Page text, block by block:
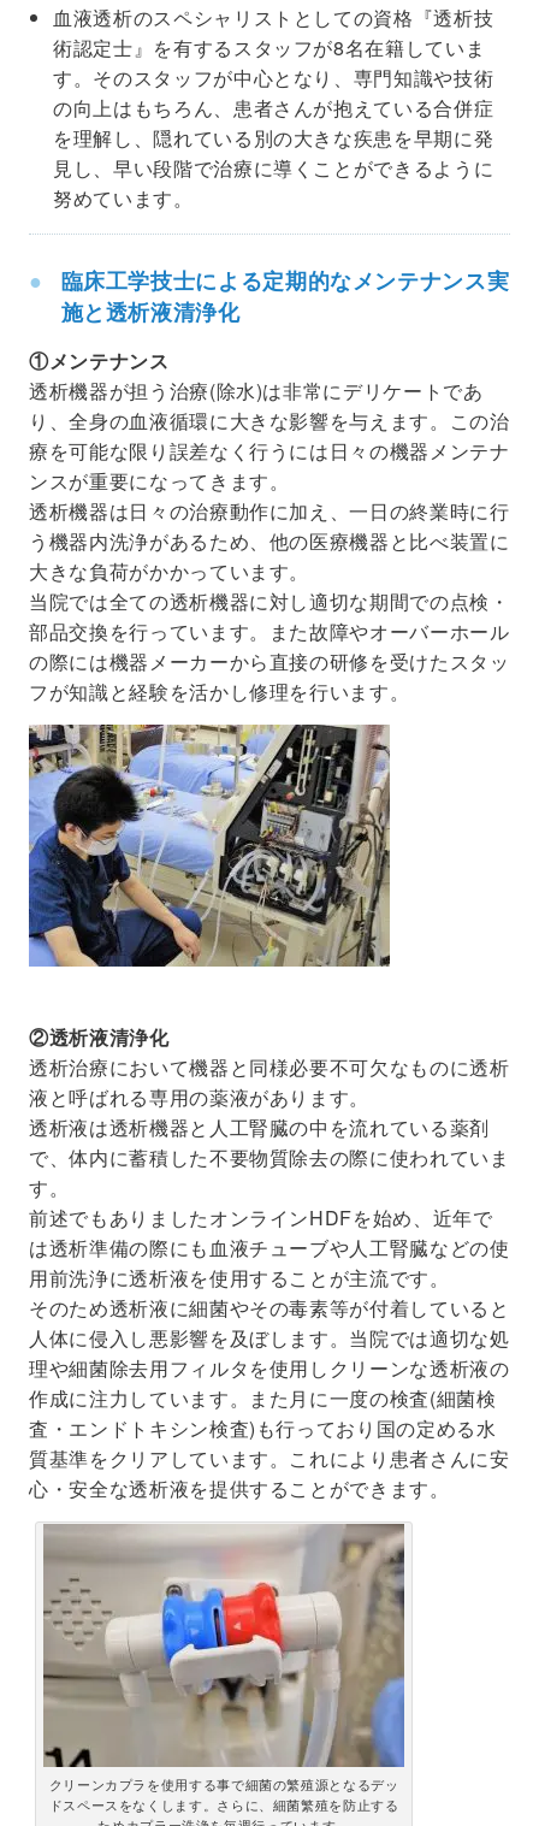
血液透析のスペシャリストとしての資格『透析技
術認定士』を有するスタッフが8名在籍していま
す。そのスタッフが中心となり、専門知識や技術
の向上はもちろん、患者さんが抱えている合併症
を理解し、隠れている別の大きな疾患を早期に発
見し、早い段階で治療に導くことができるように
努めています。
臨床工学技士による定期的なメンテナンス実
施と透析液清浄化
①メンテナンス
透析機器が担う治療(除水)は非常にデリケートであ
り、全身の血液循環に大きな影響を与えます。この治
療を可能な限り誤差なく行うには日々の機器メンテナ
ンスが重要になってきます。
透析機器は日々の治療動作に加え、一日の終業時に行
う機器内洗浄があるため、他の医療機器と比べ装置に
大きな負荷がかかっています。
当院では全ての透析機器に対し適切な期間での点検・
部品交換を行っています。また故障やオーバーホール
の際には機器メーカーから直接の研修を受けたスタッ
フが知識と経験を活かし修理を行います。
②透析液清浄化
透析治療において機器と同様必要不可欠なものに透析
液と呼ばれる専用の薬液があります。
透析液は透析機器と人工腎臓の中を流れている薬剤
で、体内に蓄積した不要物質除去の際に使われていま
す。
前述でもありましたオンラインHDFを始め、近年で
は透析準備の際にも血液チューブや人工腎臓などの使
用前洗浄に透析液を使用することが主流です。
そのため透析液に細菌やその毒素等が付着していると
人体に侵入し悪影響を及ぼします。当院では適切な処
理や細菌除去用フィルタを使用しクリーンな透析液の
作成に注力しています。また月に一度の検査(細菌検
査・エンドトキシン検査)も行っており国の定める水
質基準をクリアしています。これにより患者さんに安
心・安全な透析液を提供することができます。
クリーンカプラを使用する事で細菌の繁殖源となるデッ
ドスペースをなくします。さらに、細菌繁殖を防止する